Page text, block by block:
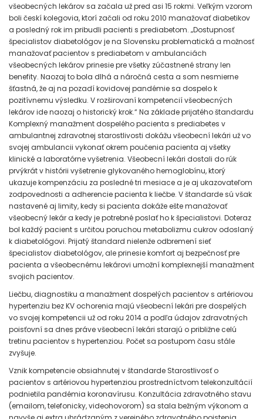
všeobecných lekárov sa začala už pred asi 15 rokmi. Veľkým vzorom
boli českí kolegovia, ktorí začali od roku 2010 manažovať diabetikov
a posledný rok im pribudli pacienti s prediabetom. „Dostupnosť
špecialistov diabetológov je na Slovensku problematická a možnosť
manažovať pacientov s prediabetom v ambulanciách
všeobecných lekárov prinesie pre všetky zúčastnené strany len
benefity. Naozaj to bola dlhá a náročná cesta a som nesmierne
šťastná, že aj na pozadí kovidovej pandémie sa dospelo k
pozitívnemu výsledku. V rozširovaní kompetencií všeobecných
lekárov ide naozaj o historický krok.“ Na základe prijatého štandardu
Komplexný manažment dospelého pacienta s prediabetes v
ambulantnej zdravotnej starostlivosti dokážu všeobecní lekári už vo
svojej ambulancii vykonať okrem poučenia pacienta aj všetky
klinické a laboratórne vyšetrenia. Všeobecní lekári dostali do rúk
prvýkrát v histórii vyšetrenie glykovaného hemoglobínu, ktorý
ukazuje kompenzáciu za posledné tri mesiace a je aj ukazovateľom
zodpovednosti a adherencie pacienta k liečbe. V štandarde sú však
nastavené aj limity, kedy si pacienta dokáže ešte manažovať
všeobecný lekár a kedy je potrebné poslať ho k špecialistovi. Doteraz
bol každý pacient s určitou poruchou metabolizmu cukrov odoslaný
k diabetológovi. Prijatý štandard nielenže odbremení sieť
špecialistov diabetológov, ale prinesie komfort aj bezpečnosť pre
pacienta a všeobecnému lekárovi umožní komplexnejší manažment
svojich pacientov.
Liečbu, diagnostiku a manažment dospelých pacientov s artériovou
hypertenziu bez KV ochorenia majú všeobecní lekári pre dospelých
vo svojej kompetencii už od roku 2014 a podľa údajov zdravotných
poisťovní sa dnes práve všeobecní lekári starajú o približne celú
tretinu pacientov s hypertenziou. Počet sa postupom času stále
zvyšuje.
Vznik kompetencie obsiahnutej v štandarde Starostlivosť o
pacientov s artériovou hypertenziou prostredníctvom telekonzultácií
podnietila pandémia koronavírusu. Konzultácia zdravotného stavu
(emailom, telefonicky, videohovorom) sa stala bežným výkonom a